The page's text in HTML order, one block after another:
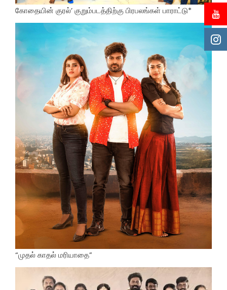
கோதையின் குரல்’ குறும்படத்திற்கு பிரபலங்கள் பாராட்டு*
“முதல் காதல் மரியாதை”